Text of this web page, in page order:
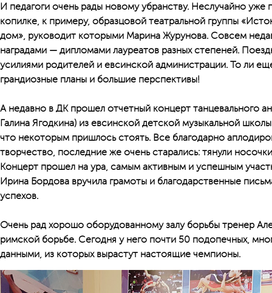
И педагоги очень рады новому убранству. Неслучайно уже
копилке, к примеру, образцовой театральной группы
дом», руководит которыми Марина Журунова. Совсем
наградами — дипломами лауреатов разных степеней.
усилиями родителей и евсинской администрации. То ли
грандиозные планы и большие перспективы!
А недавно в ДК прошел отчетный концерт танцевального
Галина Ягодкина) из евсинской детской музыкальной
что некоторым пришлось стоять. Все благодарно
творчество, последние же очень старались: тянули
Концерт прошел на ура, самым активным и успешным
Ирина Бордова вручила грамоты и благодарственные
успехов.
Очень рад хорошо оборудованному залу борьбы тренер
римской борьбе. Сегодня у него почти 50 подопечных,
данными, из которых вырастут настоящие чемпионы.